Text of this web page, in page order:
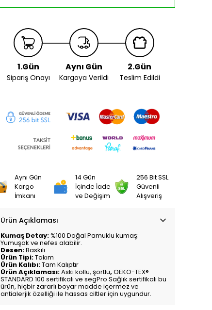
1.Gün
Sipariş Onayı
Aynı Gün
Kargoya Verildi
2.Gün
Teslim Edildi
Aynı Gün
Kargo
İmkanı
14 Gün
İçinde İade
ve Değişim
256 Bit SSL
Güvenli
Alışveriş
Ürün Açıklaması
Kumaş Detay:%100 Doğal Pamuklu kumaş:
Yumuşak ve nefes alabilir.
Desen:Baskılı
Ürün Tipi:Takım
Ürün Kalıbı:Tam Kalıptır
Ürün Açıklaması:Askı kollu, şortlu, OEKO-TEX®
STANDARD 100 sertifikalı ve segPro Sağlık sertifikalı bu
ürün, hiçbir zararlı boyar madde içermez ve
antialerjik özelliği ile hassas ciltler için uygundur.